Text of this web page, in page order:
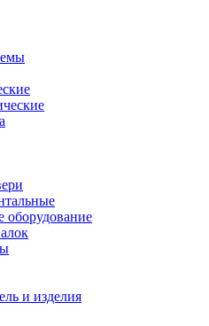
оборудование
и изделия